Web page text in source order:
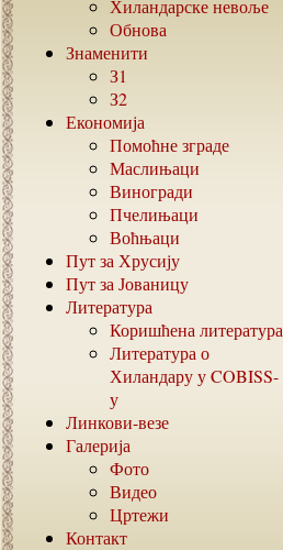
Хиландарске невоље
Обнова
Знаменити
З1
З2
Економија
Помоћне зграде
Маслињаци
Виногради
Пчелињаци
Воћњаци
Пут за Хрусију
Пут за Јованицу
Литература
Коришћена литература
Литература о
Хиландару уCOBISS-
у
Линкови-везе
Галерија
Фото
Видео
Цртежи
Контакт